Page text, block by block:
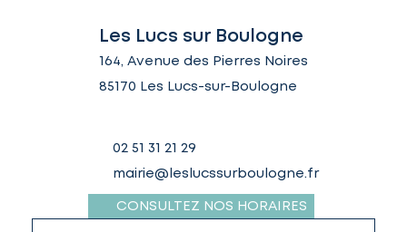
Les Lucs sur Boulogne
164, Avenue des Pierres Noires
85170 Les Lucs-sur-Boulogne
02 51 31 21 29
mairie@leslucssurboulogne.fr
CONSULTEZ NOS HORAIRES